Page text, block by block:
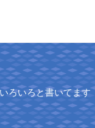
ろいろと書いてます